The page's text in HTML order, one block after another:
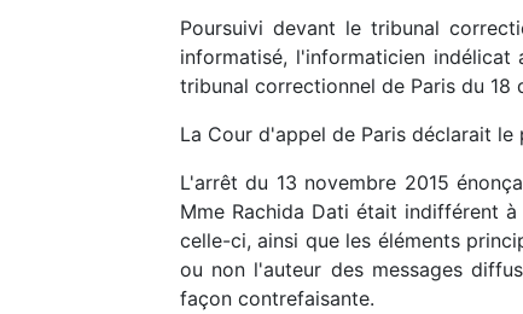
Poursuivi devant le tribunal
informatisé, l'informaticien
tribunal correctionnel de Paris du 18
La Cour d'appel de Paris déclarait
L'arrêt du 13 novembre 2015
Mme Rachida Dati était indifférent
celle-ci, ainsi que les éléments
ou non l'auteur des messages
façon contrefaisante.